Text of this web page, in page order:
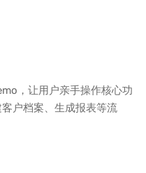
，让用户亲手操作核心功
户档案、生成报表等流